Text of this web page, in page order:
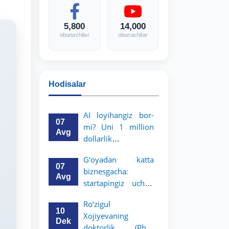
5,800
obunachilar
14,000
obunachilar
Hodisalar
07
Avg
AI loyihangiz bor-
mi? Uni 1 million
dollarlik
aylantiring!
07
Avg
G‘oyadan katta
biznesgacha:
startapingiz uchun
imkoniyat!
10
Dek
Ro‘zigul
Xojiyevaning